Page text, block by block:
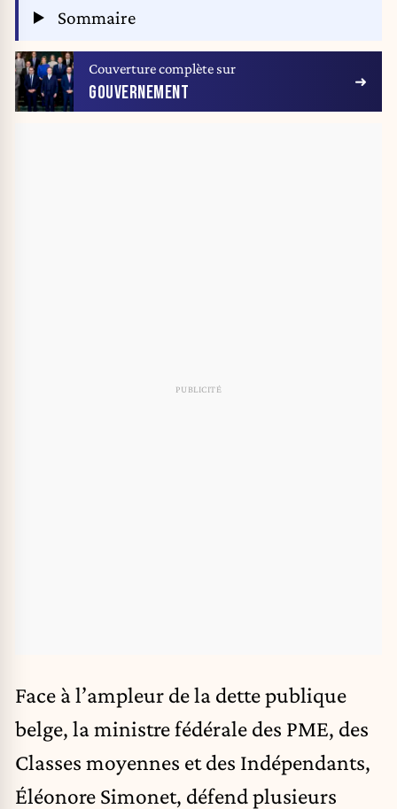
Sommaire
Couverture complète sur
GOUVERNEMENT
Face à l’ampleur de la dette publique
belge, la ministre fédérale des PME, des
Classes moyennes et des Indépendants,
Éléonore Simonet, défend plusieurs